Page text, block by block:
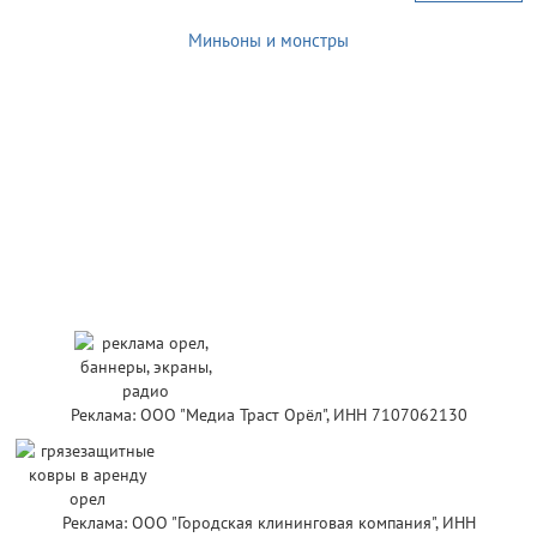
Миньоны и монстры
Реклама: ООО "Медиа Траст Орёл", ИНН 7107062130
Реклама: ООО "Городская клининговая компания", ИНН